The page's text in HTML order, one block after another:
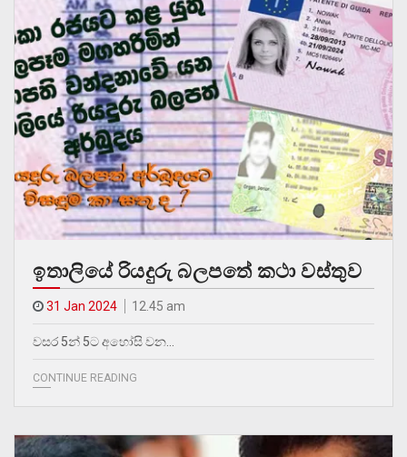
ඉතාලියේ රියදුරු බලපතේ කථා වස්තුව
31 Jan 2024 12.45 am
වසර 5න් 5ට අහෝසි වන…
CONTINUE READING